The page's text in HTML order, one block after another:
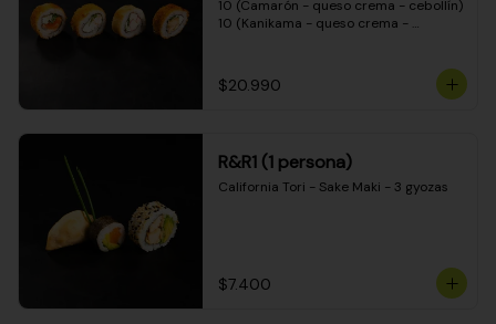
10 (Camarón - queso crema - cebollín)
10 (Kanikama - queso crema -
$20.990
R&R1 (1 persona)
California Tori - Sake Maki - 3 gyozas
$7.400